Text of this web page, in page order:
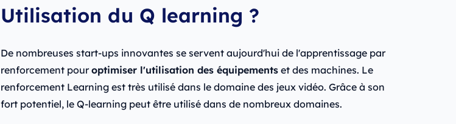
Utilisation du Q learning ?
De nombreuses start-ups innovantes se servent aujourd'hui de l'apprentissage par
renforcement pouroptimiser l'utilisation des équipementset des machines. Le
renforcement Learning est très utilisé dans le domaine des jeux vidéo. Grâce à son
fort potentiel, le Q-learning peut être utilisé dans de nombreux domaines.